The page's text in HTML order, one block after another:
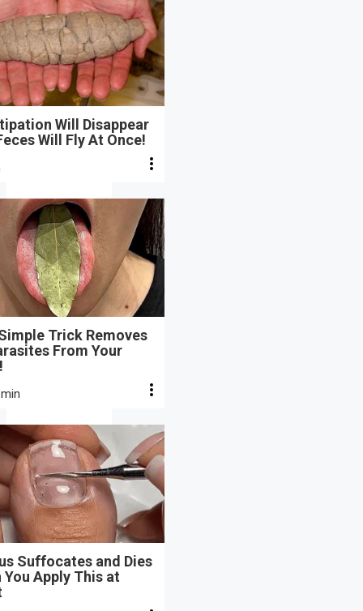
Will Disappear
Will Fly At Once!
Trick Removes
From Your
Suffocates and Dies
You Apply This at